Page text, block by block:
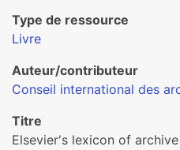
Type de ressource
Livre
Auteur/contributeur
Conseil international des
Titre
Elsevier's lexicon of